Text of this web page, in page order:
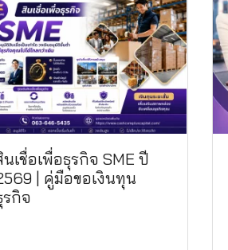
นเชื่อเพื่อธุรกิจ SME ปี
| คู่มือขอเงินทุน
รกิจ